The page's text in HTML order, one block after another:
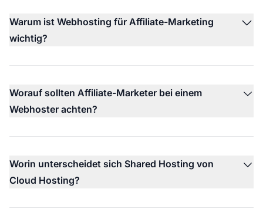
Warum ist Webhosting für Affiliate-Marketing
wichtig?
Worauf sollten Affiliate-Marketer bei einem
Webhoster achten?
Worin unterscheidet sich Shared Hosting von
Cloud Hosting?